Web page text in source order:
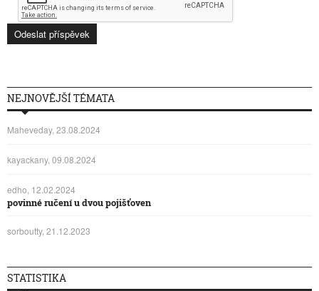
NEJNOVĚJŠÍ TÉMATA
Maheveday, 23.08.2024
kayackany, 09.08.2024
edho, 12.02.2024
povinné ručení u dvou pojišťoven
sorboutty, 21.12.2023
STATISTIKA